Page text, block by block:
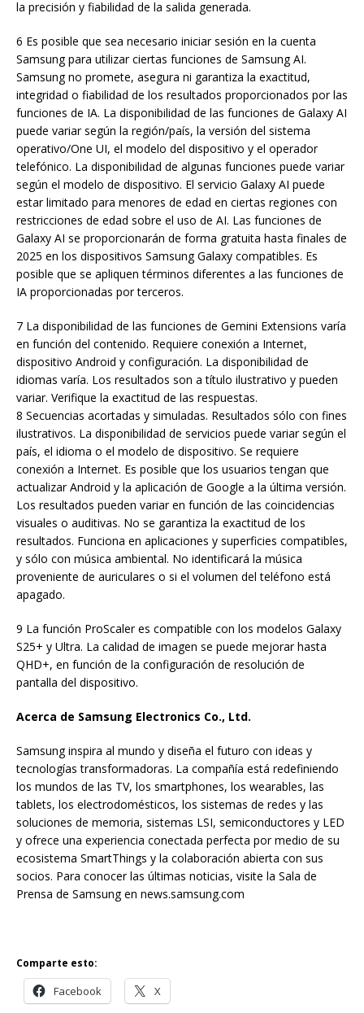
la precisión y fiabilidad de la salida generada.
6 Es posible que sea necesario iniciar sesión en la cuenta
Samsung para utilizar ciertas funciones de Samsung AI.
Samsung no promete, asegura ni garantiza la exactitud,
integridad o fiabilidad de los resultados proporcionados por las
funciones de IA. La disponibilidad de las funciones de Galaxy AI
puede variar según la región/país, la versión del sistema
operativo/One UI, el modelo del dispositivo y el operador
telefónico. La disponibilidad de algunas funciones puede variar
según el modelo de dispositivo. El servicio Galaxy AI puede
estar limitado para menores de edad en ciertas regiones con
restricciones de edad sobre el uso de AI. Las funciones de
Galaxy AI se proporcionarán de forma gratuita hasta finales de
2025 en los dispositivos Samsung Galaxy compatibles. Es
posible que se apliquen términos diferentes a las funciones de
IA proporcionadas por terceros.
7 La disponibilidad de las funciones de Gemini Extensions varía
en función del contenido. Requiere conexión a Internet,
dispositivo Android y configuración. La disponibilidad de
idiomas varía. Los resultados son a título ilustrativo y pueden
variar. Verifique la exactitud de las respuestas.
8 Secuencias acortadas y simuladas. Resultados sólo con fines
ilustrativos. La disponibilidad de servicios puede variar según el
país, el idioma o el modelo de dispositivo. Se requiere
conexión a Internet. Es posible que los usuarios tengan que
actualizar Android y la aplicación de Google a la última versión.
Los resultados pueden variar en función de las coincidencias
visuales o auditivas. No se garantiza la exactitud de los
resultados. Funciona en aplicaciones y superficies compatibles,
y sólo con música ambiental. No identificará la música
proveniente de auriculares o si el volumen del teléfono está
apagado.
9 La función ProScaler es compatible con los modelos Galaxy
S25+ y Ultra. La calidad de imagen se puede mejorar hasta
QHD+, en función de la configuración de resolución de
pantalla del dispositivo.
Acerca de Samsung Electronics Co., Ltd.
Samsung inspira al mundo y diseña el futuro con ideas y
tecnologías transformadoras. La compañía está redefiniendo
los mundos de las TV, los smartphones, los wearables, las
tablets, los electrodomésticos, los sistemas de redes y las
soluciones de memoria, sistemas LSI, semiconductores y LED
y ofrece una experiencia conectada perfecta por medio de su
ecosistema SmartThings y la colaboración abierta con sus
socios. Para conocer las últimas noticias, visite la Sala de
Prensa de Samsung en news.samsung.com
Comparte esto:
Facebook X